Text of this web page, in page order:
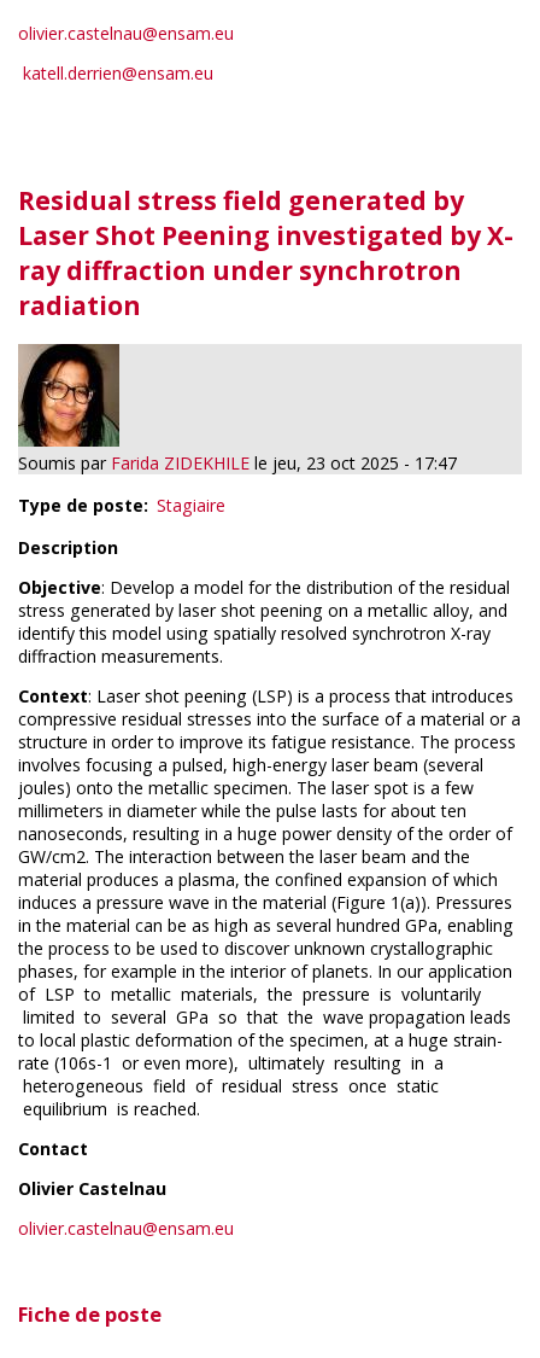
olivier.castelnau@ensam.eu
katell.derrien@ensam.eu
Residual stress field generated by
Laser Shot Peening investigated by X-
ray diffraction under synchrotron
radiation
Soumis par Farida ZIDEKHILE le jeu, 23 oct 2025 - 17:47
Type de poste
Stagiaire
Description
Objective: Develop a model for the distribution of the residual
stress generated by laser shot peening on a metallic alloy, and
identify this model using spatially resolved synchrotron X-ray
diffraction measurements.
Context: Laser shot peening (LSP) is a process that introduces
compressive residual stresses into the surface of a material or a
structure in order to improve its fatigue resistance. The process
involves focusing a pulsed, high-energy laser beam (several
joules) onto the metallic specimen. The laser spot is a few
millimeters in diameter while the pulse lasts for about ten
nanoseconds, resulting in a huge power density of the order of
GW/cm2. The interaction between the laser beam and the
material produces a plasma, the confined expansion of which
induces a pressure wave in the material (Figure 1(a)). Pressures
in the material can be as high as several hundred GPa, enabling
the process to be used to discover unknown crystallographic
phases, for example in the interior of planets. In our application
of LSP to metallic materials, the pressure is voluntarily
limited to several GPa so that the wave propagation leads
to local plastic deformation of the specimen, at a huge strain-
rate (106s-1 or even more), ultimately resulting in a
heterogeneous field of residual stress once static
equilibrium is reached.
Contact
Olivier Castelnau
olivier.castelnau@ensam.eu
Fiche de poste